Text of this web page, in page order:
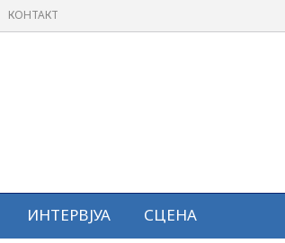
КОНТАКТ
ИНТЕРВЈУА СЦЕНА